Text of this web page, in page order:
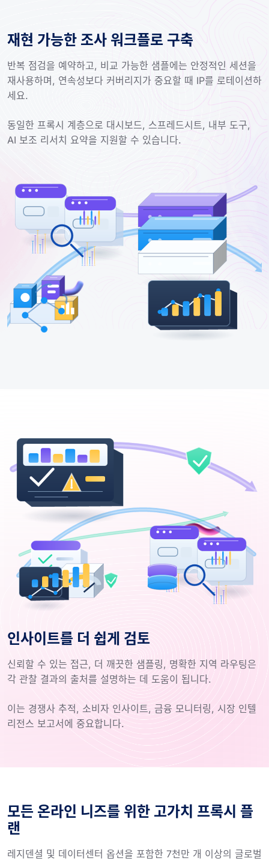
재현 가능한 조사 워크플로 구축
반복 점검을 예약하고, 비교 가능한 샘플에는 안정적인 세션을
재사용하며, 연속성보다 커버리지가 중요할 때 IP를 로테이션하
세요.
동일한 프록시 계층으로 대시보드, 스프레드시트, 내부 도구,
AI 보조 리서치 요약을 지원할 수 있습니다.
인사이트를 더 쉽게 검토
신뢰할 수 있는 접근, 더 깨끗한 샘플링, 명확한 지역 라우팅은
각 관찰 결과의 출처를 설명하는 데 도움이 됩니다.
이는 경쟁사 추적, 소비자 인사이트, 금융 모니터링, 시장 인텔
리전스 보고서에 중요합니다.
모든 온라인 니즈를 위한 고가치 프록시 플
랜
레지덴셜 및 데이터센터 옵션을 포함한 7천만 개 이상의 글로벌